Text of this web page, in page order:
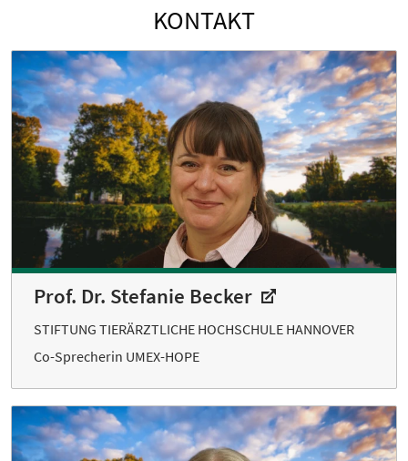
KONTAKT
Prof. Dr. Stefanie Becker
STIFTUNG TIERÄRZTLICHE HOCHSCHULE HANNOVER
Co-Sprecherin UMEX-HOPE